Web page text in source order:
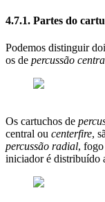
4.7.1. Partes do
Podemos distinguir
os de percussão
Os cartuchos de
central ou centerfire,
percussão radial,
iniciador é distribuído